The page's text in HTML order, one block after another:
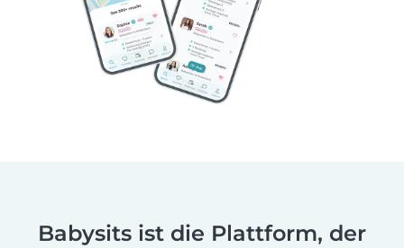
Babysits ist die Plattform, der